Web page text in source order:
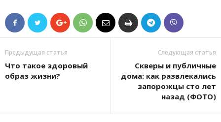
Предыдущая статья
Что такое здоровый
образ жизни?
Следующая статья
Скверы и публичные
дома: как развлекались
запорожцы сто лет
назад (ФОТО)